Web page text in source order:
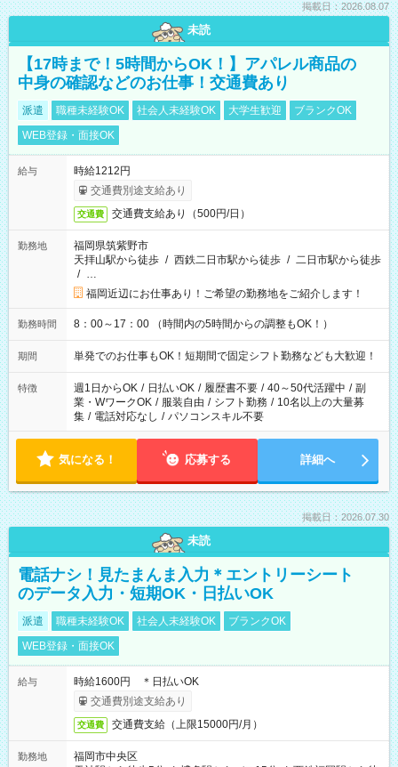
掲載日：2026.08.07
未読
【17時まで！5時間からOK！】アパレル商品の
中身の確認などのお仕事！交通費あり
派遣 職種未経験OK 社会人未経験OK 大学生歓迎
ブランクOK
WEB登録・面接OK
給与
時給1212円
交通費別途支給あり
交通費 交通費支給あり（500円/日）
勤務地
福岡県筑紫野市
天拝山駅から徒歩 / 西鉄二日市駅から徒歩 / 二日市駅から徒歩
/ …
福岡近辺にお仕事あり！ご希望の勤務地をご紹介します！
勤務時間 8：00～17：00 （時間内の5時間からの調整もOK！）
期間 単発でのお仕事もOK！短期間で固定シフト勤務なども大歓迎！
特徴 週1日からOK / 日払いOK / 履歴書不要 / 40～50代活躍中 / 副
業・WワークOK / 服装自由 / シフト勤務 / 10名以上の大量募
集 / 電話対応なし / パソコンスキル不要
気になる！ 応募する 詳細へ
掲載日：2026.07.30
未読
電話ナシ！見たまんま入力＊エントリーシート
のデータ入力・短期OK・日払いOK
派遣 職種未経験OK 社会人未経験OK
ブランクOK
WEB登録・面接OK
給与
時給1600円 ＊日払いOK
交通費別途支給あり
交通費 交通費支給（上限15000円/月）
勤務地
福岡市中央区